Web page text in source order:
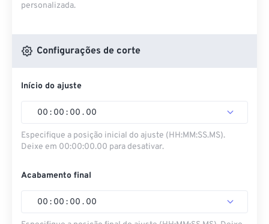
personalizada.
Configurações de corte
Início do ajuste
00 : 00 : 00 . 00
Especifique a posição inicial do ajuste (HH:MM:SS.MS).
Deixe em 00:00:00.00 para desativar.
Acabamento final
00 : 00 : 00 . 00